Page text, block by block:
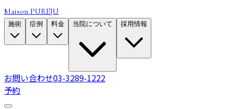
Maison PUREJU
施術 症例 料金 当院について 採用情報
お問い合わせ03-3289-1222
予約